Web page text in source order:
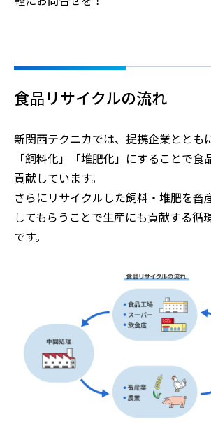
0774-43-
LINE簡単見積り
食品リサイクルの流れ
新関西テクニカでは、提携企業ととも
「飼料化」「堆肥化」にすることで食
貢献しています。
さらにリサイクルした飼料・堆肥を畜
してもらうことで生産にも貢献する循
です。